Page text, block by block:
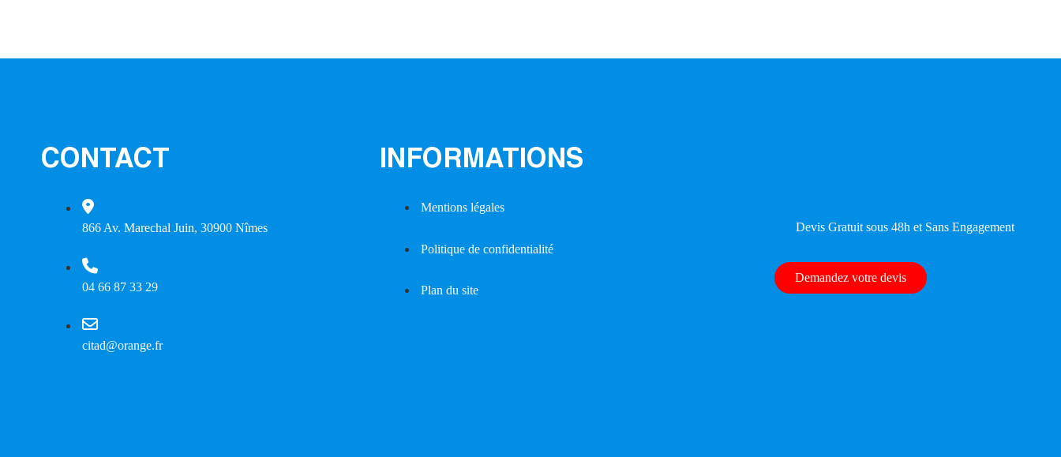
CONTACT
866 Av. Marechal Juin, 30900 Nîmes
04 66 87 33 29
citad@orange.fr
INFORMATIONS
Mentions légales
Politique de confidentialité
Plan du site
Devis Gratuit sous 48h et Sans Engagement
Demandez votre devis